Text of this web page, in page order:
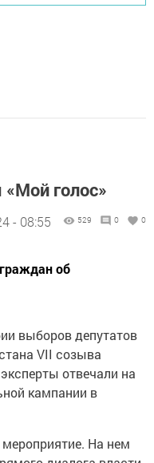
голос»
- 08:55 529 0 0
об
выборов депутатов
VII созыва
отвечали на
кампании в
На нем